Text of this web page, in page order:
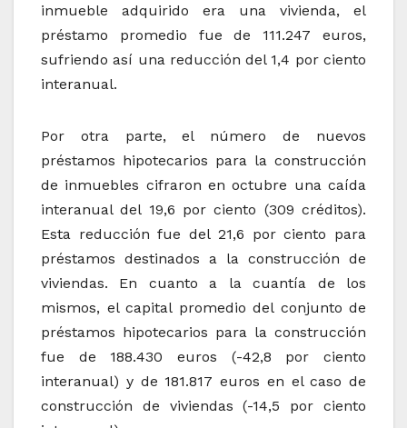
inmueble adquirido era una vivienda, el
préstamo promedio fue de 111.247 euros,
sufriendo así una reducción del 1,4 por ciento
interanual.
Por otra parte, el número de nuevos
préstamos hipotecarios para la construcción
de inmuebles cifraron en octubre una caída
interanual del 19,6 por ciento (309 créditos).
Esta reducción fue del 21,6 por ciento para
préstamos destinados a la construcción de
viviendas. En cuanto a la cuantía de los
mismos, el capital promedio del conjunto de
préstamos hipotecarios para la construcción
fue de 188.430 euros (-42,8 por ciento
interanual) y de 181.817 euros en el caso de
construcción de viviendas (-14,5 por ciento